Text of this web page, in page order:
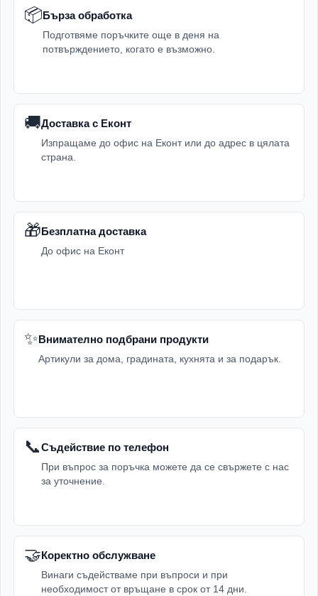
📦Бърза обработка
Подготвяме поръчките още в деня на
потвърждението, когато е възможно.
🚚Доставка с Еконт
Изпращаме до офис на Еконт или до адрес в цялата
страна.
🎁Безплатна доставка
До офис на Еконт
✨Внимателно подбрани продукти
Артикули за дома, градината, кухнята и за подарък.
📞Съдействие по телефон
При въпрос за поръчка можете да се свържете с нас
за уточнение.
🤝Коректно обслужване
Винаги съдействаме при въпроси и при
необходимост от връщане в срок от 14 дни.